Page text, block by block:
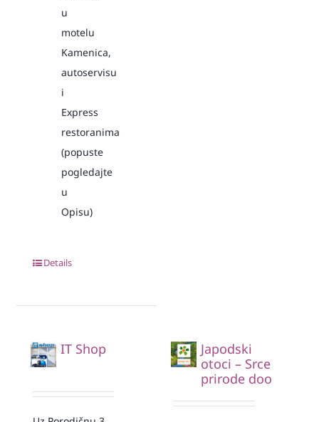
u
motelu
Kamenica,
autoservisu
i
Express
restoranima
(popuste
pogledajte
u
Opisu)
Details
IT Shop
Japodski
otoci – Srce
prirode doo